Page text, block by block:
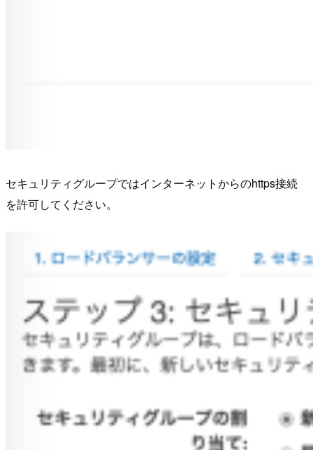
セキュリティグループではインターネットからのhttps接続
を許可してください。